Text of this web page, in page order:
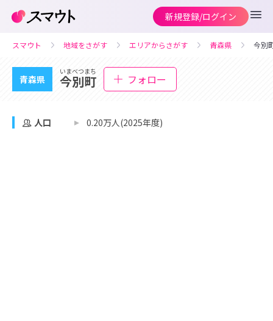
新規登録/ログイン
スマウト 地域をさがす エリアからさがす 青森県 今別
青森県
いまべつまち
今別町 フォロー
人口 0.20万人(2025年度)